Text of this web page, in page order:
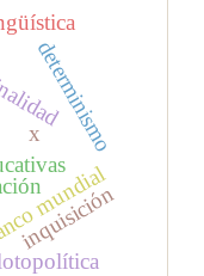
x
mundial
determinismo
inquisición